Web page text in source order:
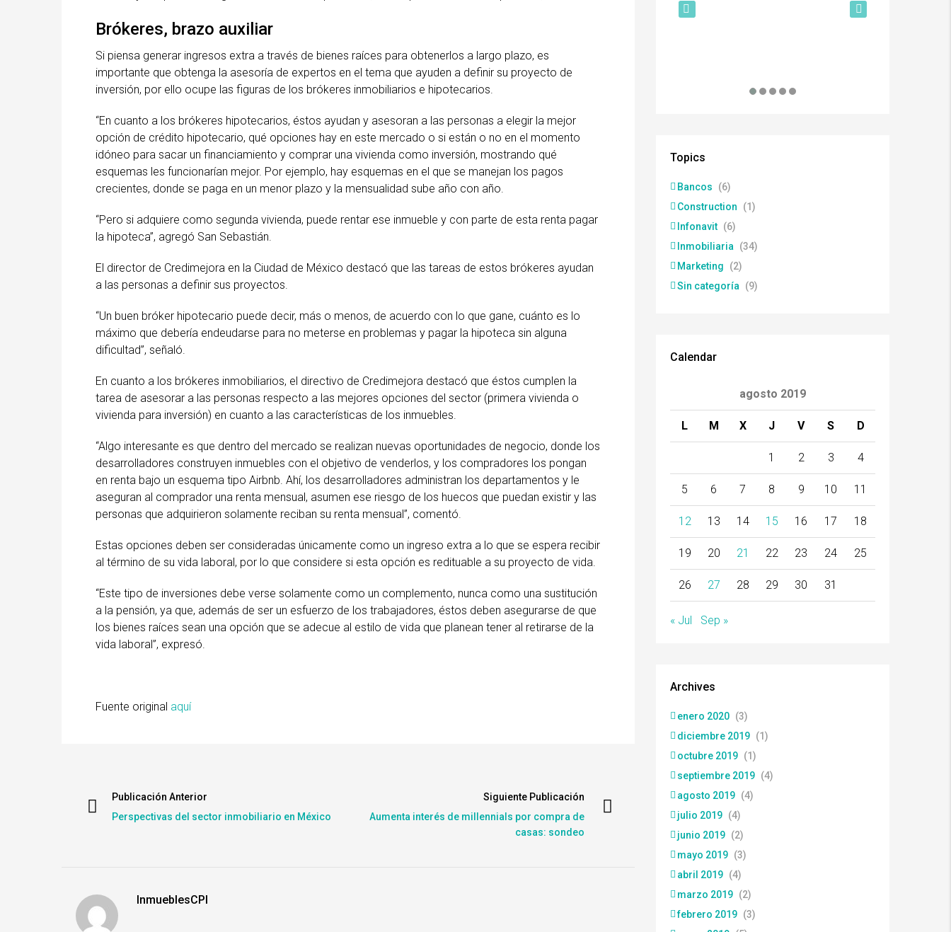
Brókeres, brazo auxiliar
Si piensa generar ingresos extra a través de bienes raíces para obtenerlos a largo plazo, es
importante que obtenga la asesoría de expertos en el tema que ayuden a definir su proyecto de
inversión, por ello ocupe las figuras de los brókeres inmobiliarios e hipotecarios.
“En cuanto a los brókeres hipotecarios, éstos ayudan y asesoran a las personas a elegir la mejor
opción de crédito hipotecario, qué opciones hay en este mercado o si están o no en el momento
idóneo para sacar un financiamiento y comprar una vivienda como inversión, mostrando qué
esquemas les funcionarían mejor. Por ejemplo, hay esquemas en el que se manejan los pagos
crecientes, donde se paga en un menor plazo y la mensualidad sube año con año.
“Pero si adquiere como segunda vivienda, puede rentar ese inmueble y con parte de esta renta pagar
la hipoteca”, agregó San Sebastián.
El director de Credimejora en la Ciudad de México destacó que las tareas de estos brókeres ayudan
a las personas a definir sus proyectos.
“Un buen bróker hipotecario puede decir, más o menos, de acuerdo con lo que gane, cuánto es lo
máximo que debería endeudarse para no meterse en problemas y pagar la hipoteca sin alguna
dificultad”, señaló.
En cuanto a los brókeres inmobiliarios, el directivo de Credimejora destacó que éstos cumplen la
tarea de asesorar a las personas respecto a las mejores opciones del sector (primera vivienda o
vivienda para inversión) en cuanto a las características de los inmuebles.
“Algo interesante es que dentro del mercado se realizan nuevas oportunidades de negocio, donde los
desarrolladores construyen inmuebles con el objetivo de venderlos, y los compradores los pongan
en renta bajo un esquema tipo Airbnb. Ahí, los desarrolladores administran los departamentos y le
aseguran al comprador una renta mensual, asumen ese riesgo de los huecos que puedan existir y las
personas que adquirieron solamente reciban su renta mensual”, comentó.
Estas opciones deben ser consideradas únicamente como un ingreso extra a lo que se espera recibir
al término de su vida laboral, por lo que considere si esta opción es redituable a su proyecto de vida.
“Este tipo de inversiones debe verse solamente como un complemento, nunca como una sustitución
a la pensión, ya que, además de ser un esfuerzo de los trabajadores, éstos deben asegurarse de que
los bienes raíces sean una opción que se adecue al estilo de vida que planean tener al retirarse de la
vida laboral”, expresó.
Fuente original aquí
Publicación Anterior
Perspectivas del sector inmobiliario en México
Siguiente Publicación
Aumenta interés de millennials por compra de
casas: sondeo
InmueblesCPI
Topics
Bancos
(6)
Construction
(1)
Infonavit (6)
Inmobiliaria (34)
Marketing
(2)
Sin categoría (9)
Calendar
agosto 2019
L M X J V S D
1 2 3 4
5 6 7 8 9 10 11
12 13 14 15 16 17 18
19 20 21 22 23 24 25
26 27 28 29 30 31
« Jul Sep »
Archives
enero 2020 (3)
diciembre 2019 (1)
octubre 2019 (1)
septiembre 2019 (4)
agosto 2019 (4)
julio 2019 (4)
junio 2019 (2)
mayo 2019 (3)
abril 2019 (4)
marzo 2019 (2)
febrero 2019 (3)